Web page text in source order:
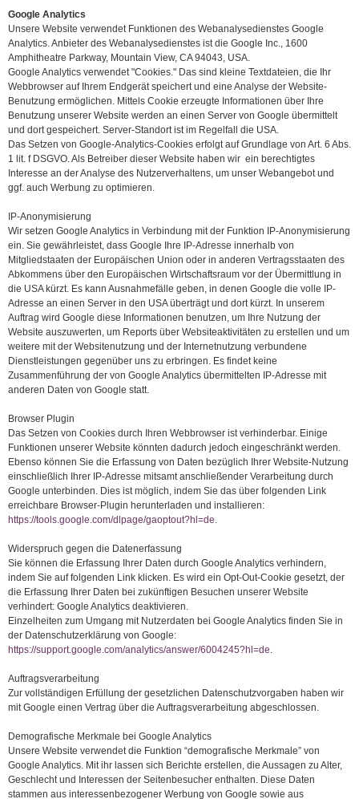
Google Analytics
Unsere Website verwendet Funktionen des Webanalysedienstes Google
Analytics. Anbieter des Webanalysedienstes ist die Google Inc., 1600
Amphitheatre Parkway, Mountain View, CA 94043, USA.
Google Analytics verwendet "Cookies." Das sind kleine Textdateien, die Ihr
Webbrowser auf Ihrem Endgerät speichert und eine Analyse der Website-
Benutzung ermöglichen. Mittels Cookie erzeugte Informationen über Ihre
Benutzung unserer Website werden an einen Server von Google übermittelt
und dort gespeichert. Server-Standort ist im Regelfall die USA.
Das Setzen von Google-Analytics-Cookies erfolgt auf Grundlage von Art. 6 Abs.
1 lit. f DSGVO. Als Betreiber dieser Website haben wir ein berechtigtes
Interesse an der Analyse des Nutzerverhaltens, um unser Webangebot und
ggf. auch Werbung zu optimieren.
IP-Anonymisierung
Wir setzen Google Analytics in Verbindung mit der Funktion IP-Anonymisierung
ein. Sie gewährleistet, dass Google Ihre IP-Adresse innerhalb von
Mitgliedstaaten der Europäischen Union oder in anderen Vertragsstaaten des
Abkommens über den Europäischen Wirtschaftsraum vor der Übermittlung in
die USA kürzt. Es kann Ausnahmefälle geben, in denen Google die volle IP-
Adresse an einen Server in den USA überträgt und dort kürzt. In unserem
Auftrag wird Google diese Informationen benutzen, um Ihre Nutzung der
Website auszuwerten, um Reports über Websiteaktivitäten zu erstellen und um
weitere mit der Websitenutzung und der Internetnutzung verbundene
Dienstleistungen gegenüber uns zu erbringen. Es findet keine
Zusammenführung der von Google Analytics übermittelten IP-Adresse mit
anderen Daten von Google statt.
Browser Plugin
Das Setzen von Cookies durch Ihren Webbrowser ist verhinderbar. Einige
Funktionen unserer Website könnten dadurch jedoch eingeschränkt werden.
Ebenso können Sie die Erfassung von Daten bezüglich Ihrer Website-Nutzung
einschließlich Ihrer IP-Adresse mitsamt anschließender Verarbeitung durch
Google unterbinden. Dies ist möglich, indem Sie das über folgenden Link
erreichbare Browser-Plugin herunterladen und installieren:
https://tools.google.com/dlpage/gaoptout?hl=de.
Widerspruch gegen die Datenerfassung
Sie können die Erfassung Ihrer Daten durch Google Analytics verhindern,
indem Sie auf folgenden Link klicken. Es wird ein Opt-Out-Cookie gesetzt, der
die Erfassung Ihrer Daten bei zukünftigen Besuchen unserer Website
verhindert: Google Analytics deaktivieren.
Einzelheiten zum Umgang mit Nutzerdaten bei Google Analytics finden Sie in
der Datenschutzerklärung von Google:
https://support.google.com/analytics/answer/6004245?hl=de.
Auftragsverarbeitung
Zur vollständigen Erfüllung der gesetzlichen Datenschutzvorgaben haben wir
mit Google einen Vertrag über die Auftragsverarbeitung abgeschlossen.
Demografische Merkmale bei Google Analytics
Unsere Website verwendet die Funktion “demografische Merkmale” von
Google Analytics. Mit ihr lassen sich Berichte erstellen, die Aussagen zu Alter,
Geschlecht und Interessen der Seitenbesucher enthalten. Diese Daten
stammen aus interessenbezogener Werbung von Google sowie aus